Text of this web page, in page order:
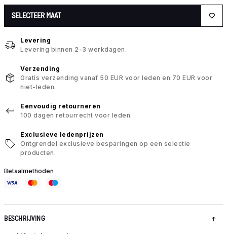
SELECTEER MAAT
Levering
Levering binnen 2-3 werkdagen.
Verzending
Gratis verzending vanaf 50 EUR voor leden en 70 EUR voor
niet-leden.
Eenvoudig retourneren
100 dagen retourrecht voor leden.
Exclusieve ledenprijzen
Ontgrendel exclusieve besparingen op een selectie
producten.
Betaalmethoden
BESCHRIJVING